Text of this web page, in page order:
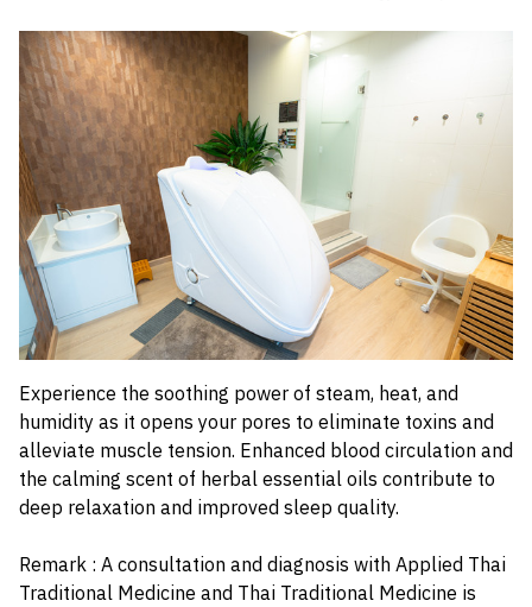
Experience the soothing power of steam, heat, and
humidity as it opens your pores to eliminate toxins and
alleviate muscle tension. Enhanced blood circulation and
the calming scent of herbal essential oils contribute to
deep relaxation and improved sleep quality.
Remark : A consultation and diagnosis with Applied Thai
Traditional Medicine and Thai Traditional Medicine is